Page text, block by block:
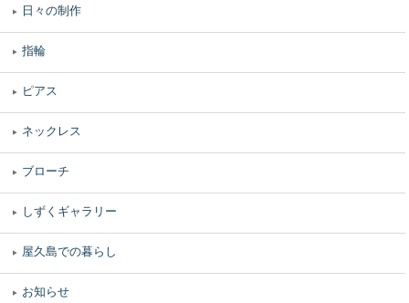
日々の制作
指輪
ピアス
ネックレス
ブローチ
しずくギャラリー
屋久島での暮らし
お知らせ